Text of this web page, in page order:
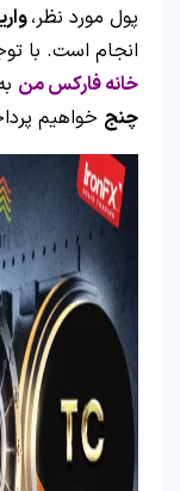
پول مورد نظر،
انجام است. با
خانه فارکس من
چنج خواهیم